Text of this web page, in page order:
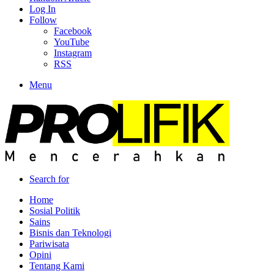
Log In
Follow
Facebook
YouTube
Instagram
RSS
Menu
Search for
Home
Sosial Politik
Sains
Bisnis dan Teknologi
Pariwisata
Opini
Tentang Kami